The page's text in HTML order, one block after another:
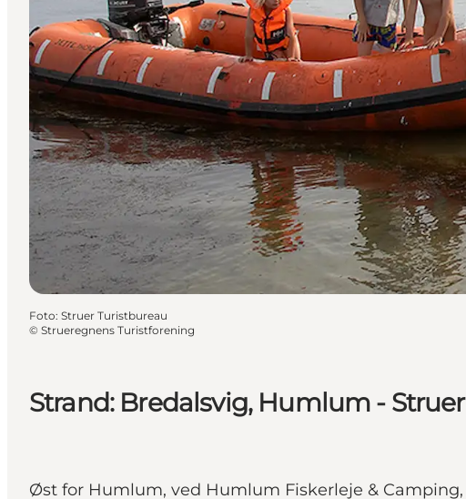
Strand: Bredalsvig, Humlum - Struer
Øst for Humlum, ved Humlum Fiskerleje &
Foto: Struer Turistbureau
© Strueregnens Turistforening